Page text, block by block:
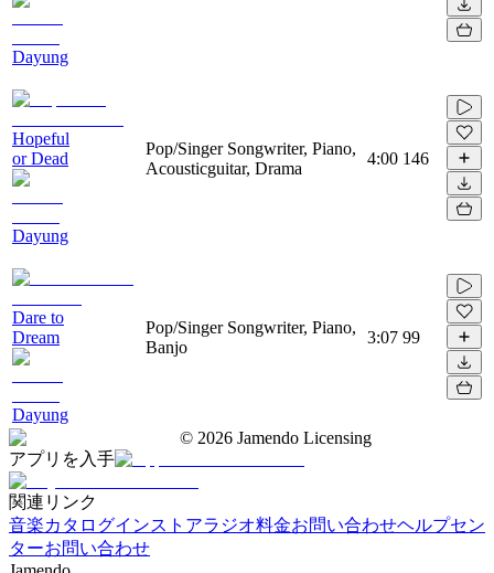
Dayung
Hopeful
or Dead
Dayung
Pop/Singer Songwriter, Piano,
Acousticguitar, Drama
4:00 146
Dare to
Dream
Dayung
Pop/Singer Songwriter, Piano,
Banjo
3:07 99
© 2026 Jamendo Licensing
アプリを入手
関連リンク
音楽カタログインストアラジオ料金お問い合わせヘルプセン
ターお問い合わせ